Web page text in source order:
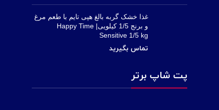
غذا خشک گربه بالغ هپی تایم با طعم مرغ
و برنج 1/5 کیلویی| Happy Time
Sensitive 1/5 kg
پت شاپ برتر